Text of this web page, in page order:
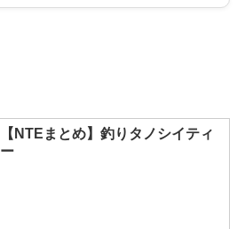
【NTEまとめ】釣りタノシイティ
ー